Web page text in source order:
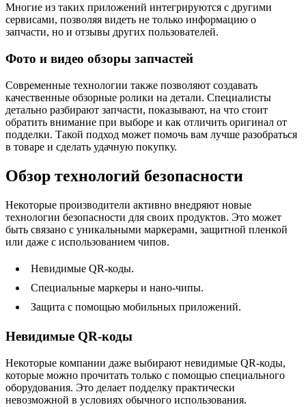
Многие из таких приложений интегрируются с другими
сервисами, позволяя видеть не только информацию о
запчасти, но и отзывы других пользователей.
Фото и видео обзоры запчастей
Современные технологии также позволяют создавать
качественные обзорные ролики на детали. Специалисты
детально разбирают запчасти, показывают, на что стоит
обратить внимание при выборе и как отличить оригинал от
подделки. Такой подход может помочь вам лучше разобраться
в товаре и сделать удачную покупку.
Обзор технологий безопасности
Некоторые производители активно внедряют новые
технологии безопасности для своих продуктов. Это может
быть связано с уникальными маркерами, защитной пленкой
или даже с использованием чипов.
Невидимые QR-коды.
Специальные маркеры и нано-чипы.
Защита с помощью мобильных приложений.
Невидимые QR-коды
Некоторые компании даже выбирают невидимые QR-коды,
которые можно прочитать только с помощью специального
оборудования. Это делает подделку практически
невозможной в условиях обычного использования.